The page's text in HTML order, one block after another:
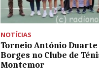
NOTÍCIAS
Torneio António Duarte
Borges no Clube de
Montemor